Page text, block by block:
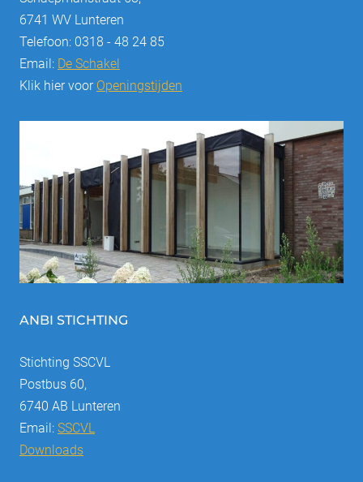
6741 WV Lunteren
Telefoon: 0318 - 48 24 85
Email: De Schakel
Klik hier voor Openingstijden
ANBI STICHTING
Stichting SSCVL
Postbus 60,
6740 AB Lunteren
Email: SSCVL
Downloads